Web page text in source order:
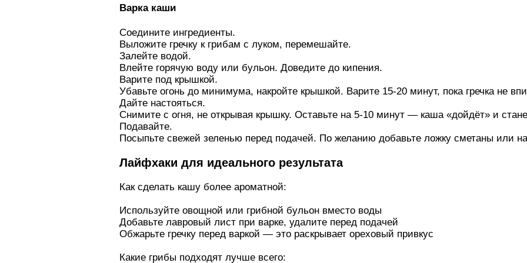
Варка каши
Соедините ингредиенты.
Выложите гречку к грибам с луком, перемешайте.
Залейте водой.
Влейте горячую воду или бульон. Доведите до кипения.
Варите под крышкой.
Убавьте огонь до минимума, накройте крышкой. Варите 15-20 минут, пока гречка не
Дайте настояться.
Снимите с огня, не открывая крышку. Оставьте на 5-10 минут — каша «дойдёт» и
Подавайте.
Посыпьте свежей зеленью перед подачей. По желанию добавьте ложку сметаны или
Лайфхаки для идеального результата
Как сделать кашу более ароматной:
Используйте овощной или грибной бульон вместо воды
Добавьте лавровый лист при варке, удалите перед подачей
Обжарьте гречку перед варкой — это раскрывает ореховый привкус
Какие грибы подходят лучше всего: